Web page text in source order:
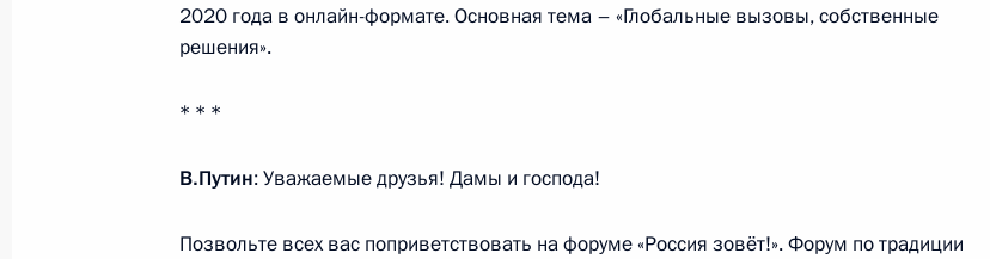
29 октября 2020 года, 16:30
Соболезнования Президенту Франции Эммануэлю Макрону
2020 года в онлайн-формате. Основная тема – «Глобальные вызовы, собственные
решения».
* * *
В.Путин: Уважаемые друзья! Дамы и господа!
Позвольте всех вас поприветствовать на форуме «Россия зовёт!». Форум по традиции